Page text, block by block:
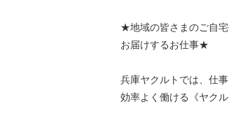
★地域の皆さまのご自
お届けするお仕事★
兵庫ヤクルトでは、仕
効率よく働ける《ヤク